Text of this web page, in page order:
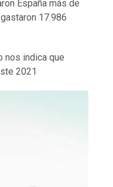
España más de
17.986
nos indica que
2021